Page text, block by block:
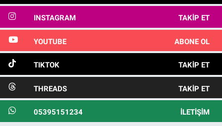
INSTAGRAM TAKIP ET
YOUTUBE ABONE OL
TIKTOK TAKIP ET
THREADS TAKIP ET
05395151234 İLETIŞIM